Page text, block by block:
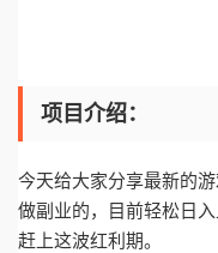
项目介绍：
今天给大家分享最新的
做副业的，目前轻松日
赶上这波红利期。